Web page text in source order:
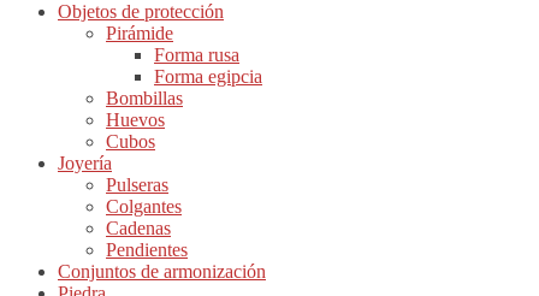
Objetos de protección
Pirámide
Forma rusa
Forma egipcia
Bombillas
Huevos
Cubos
Joyería
Pulseras
Colgantes
Cadenas
Pendientes
Conjuntos de armonización